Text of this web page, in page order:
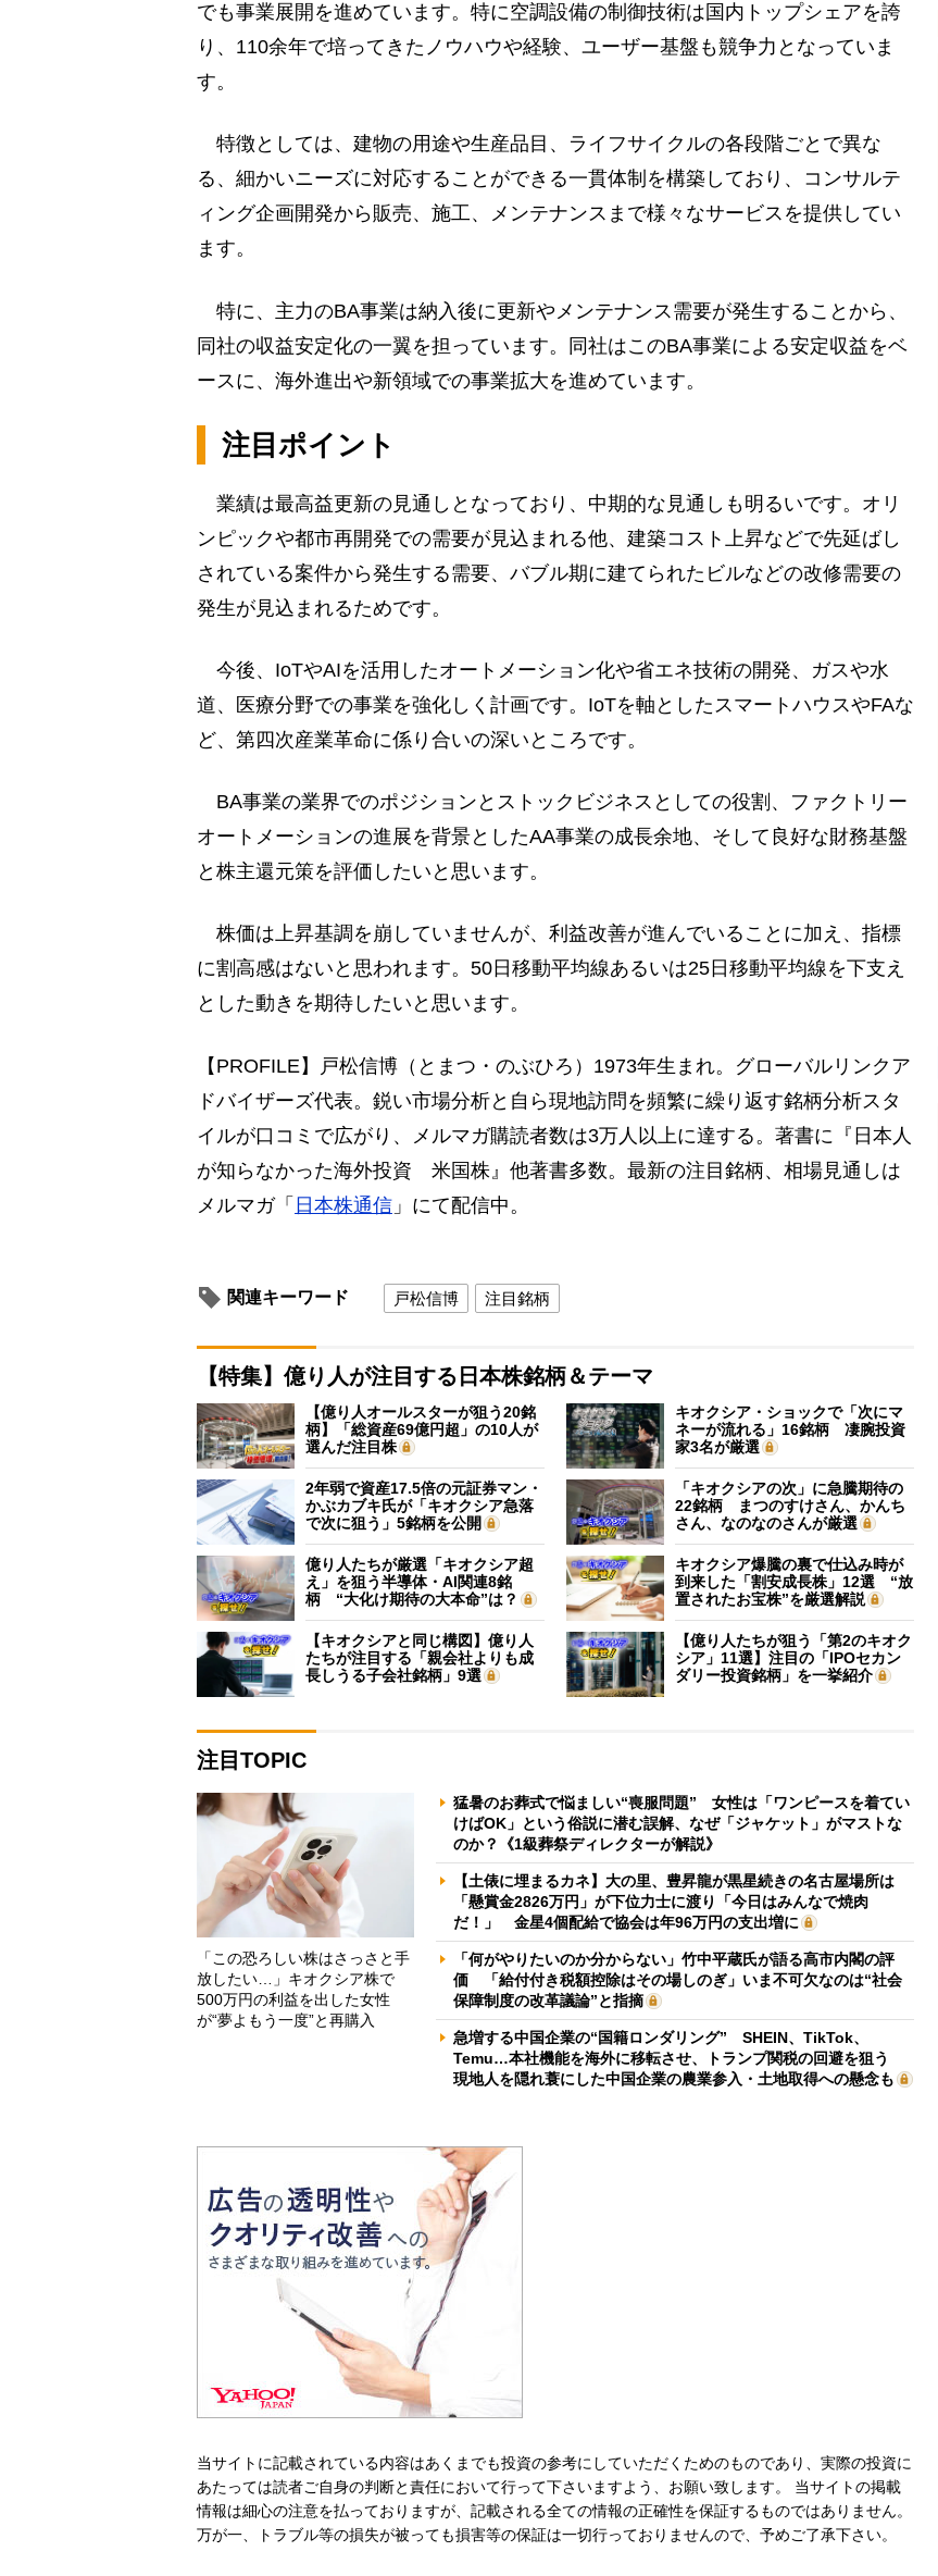
でも事業展開を進めています。特に空調設備の制御技術は国内トップシェアを誇
り、110余年で培ってきたノウハウや経験、ユーザー基盤も競争力となっていま
す。
特徴としては、建物の用途や生産品目、ライフサイクルの各段階ごとで異な
る、細かいニーズに対応することができる一貫体制を構築しており、コンサルテ
ィング企画開発から販売、施工、メンテナンスまで様々なサービスを提供してい
ます。
特に、主力のBA事業は納入後に更新やメンテナンス需要が発生することから、
同社の収益安定化の一翼を担っています。同社はこのBA事業による安定収益をベ
ースに、海外進出や新領域での事業拡大を進めています。
注目ポイント
業績は最高益更新の見通しとなっており、中期的な見通しも明るいです。オリ
ンピックや都市再開発での需要が見込まれる他、建築コスト上昇などで先延ばし
されている案件から発生する需要、バブル期に建てられたビルなどの改修需要の
発生が見込まれるためです。
今後、IoTやAIを活用したオートメーション化や省エネ技術の開発、ガスや水
道、医療分野での事業を強化しく計画です。IoTを軸としたスマートハウスやFAな
ど、第四次産業革命に係り合いの深いところです。
BA事業の業界でのポジションとストックビジネスとしての役割、ファクトリー
オートメーションの進展を背景としたAA事業の成長余地、そして良好な財務基盤
と株主還元策を評価したいと思います。
株価は上昇基調を崩していませんが、利益改善が進んでいることに加え、指標
に割高感はないと思われます。50日移動平均線あるいは25日移動平均線を下支え
とした動きを期待したいと思います。
【PROFILE】戸松信博（とまつ・のぶひろ）1973年生まれ。グローバルリンクア
ドバイザーズ代表。鋭い市場分析と自ら現地訪問を頻繁に繰り返す銘柄分析スタ
イルが口コミで広がり、メルマガ購読者数は3万人以上に達する。著書に『日本人
が知らなかった海外投資 米国株』他著書多数。最新の注目銘柄、相場見通しは
メルマガ「 日本株通信 」にて配信中。
関連キーワード 戸松信博 注目銘柄
【特集】億り人が注目する日本株銘柄＆テーマ
【億り人オールスターが狙う20銘
柄】「総資産69億円超」の10人が
選んだ注目株
キオクシア・ショックで「次にマ
ネーが流れる」16銘柄 凄腕投資
家3名が厳選
2年弱で資産17.5倍の元証券マン・
かぶカブキ氏が「キオクシア急落
で次に狙う」5銘柄を公開
「キオクシアの次」に急騰期待の
22銘柄 まつのすけさん、かんち
さん、なのなのさんが厳選
億り人たちが厳選「キオクシア超
え」を狙う半導体・AI関連8銘
柄 “大化け期待の大本命”は？
キオクシア爆騰の裏で仕込み時が
到来した「割安成長株」12選 “放
置されたお宝株”を厳選解説
【キオクシアと同じ構図】億り人
たちが注目する「親会社よりも成
長しうる子会社銘柄」9選
【億り人たちが狙う「第2のキオク
シア」11選】注目の「IPOセカン
ダリー投資銘柄」を一挙紹介
注目TOPIC
「この恐ろしい株はさっさと手
放したい…」キオクシア株で
500万円の利益を出した女性
が“夢よもう一度”と再購入
猛暑のお葬式で悩ましい“喪服問題” 女性は「ワンピースを着てい
けばOK」という俗説に潜む誤解、なぜ「ジャケット」がマストな
のか？《1級葬祭ディレクターが解説》
【土俵に埋まるカネ】大の里、豊昇龍が黒星続きの名古屋場所は
「懸賞金2826万円」が下位力士に渡り「今日はみんなで焼肉
だ！」 金星4個配給で協会は年96万円の支出増に
「何がやりたいのか分からない」竹中平蔵氏が語る高市内閣の評
価 「給付付き税額控除はその場しのぎ」いま不可欠なのは“社会
保障制度の改革議論”と指摘
急増する中国企業の“国籍ロンダリング” SHEIN、TikTok、
Temu…本社機能を海外に移転させ、トランプ関税の回避を狙う
現地人を隠れ蓑にした中国企業の農業参入・土地取得への懸念も
当サイトに記載されている内容はあくまでも投資の参考にしていただくためのものであり、実際の投資に
あたっては読者ご自身の判断と責任において行って下さいますよう、お願い致します。 当サイトの掲載
情報は細心の注意を払っておりますが、記載される全ての情報の正確性を保証するものではありません。
万が一、トラブル等の損失が被っても損害等の保証は一切行っておりませんので、予めご了承下さい。